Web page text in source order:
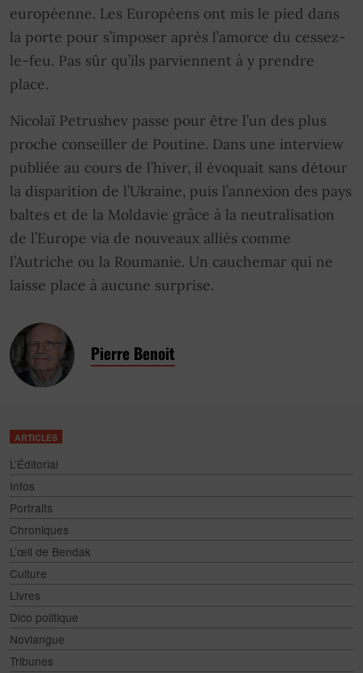
européenne. Les Européens ont mis le pied dans
la porte pour s’imposer après l’amorce du cessez-
le-feu. Pas sûr qu’ils parviennent à y prendre
place.
Nicolaï Petrushev passe pour être l’un des plus
proche conseiller de Poutine. Dans une interview
publiée au cours de l’hiver, il évoquait sans détour
la disparition de l’Ukraine, puis l’annexion des pays
baltes et de la Moldavie grâce à la neutralisation
de l’Europe via de nouveaux alliés comme
l’Autriche ou la Roumanie. Un cauchemar qui ne
laisse place à aucune surprise.
Pierre Benoit
ARTICLES
L’Éditorial
Infos
Portraits
Chroniques
L’œil de Bendak
Culture
Livres
Dico politique
Novlangue
Tribunes